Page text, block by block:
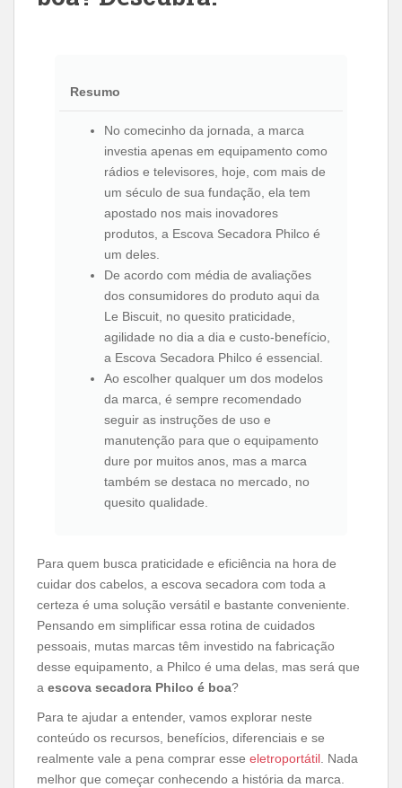
Resumo
No comecinho da jornada, a marca
investia apenas em equipamento como
rádios e televisores, hoje, com mais de
um século de sua fundação, ela tem
apostado nos mais inovadores
produtos, a Escova Secadora Philco é
um deles.
De acordo com média de avaliações
dos consumidores do produto aqui da
Le Biscuit, no quesito praticidade,
agilidade no dia a dia e custo-benefício,
a Escova Secadora Philco é essencial.
Ao escolher qualquer um dos modelos
da marca, é sempre recomendado
seguir as instruções de uso e
manutenção para que o equipamento
dure por muitos anos, mas a marca
também se destaca no mercado, no
quesito qualidade.
Para quem busca praticidade e eficiência na hora de
cuidar dos cabelos, a escova secadora com toda a
certeza é uma solução versátil e bastante conveniente.
Pensando em simplificar essa rotina de cuidados
pessoais, mutas marcas têm investido na fabricação
desse equipamento, a Philco é uma delas, mas será que
a escova secadora Philco é boa?
Para te ajudar a entender, vamos explorar neste
conteúdo os recursos, benefícios, diferenciais e se
realmente vale a pena comprar esse eletroportátil. Nada
melhor que começar conhecendo a história da marca.